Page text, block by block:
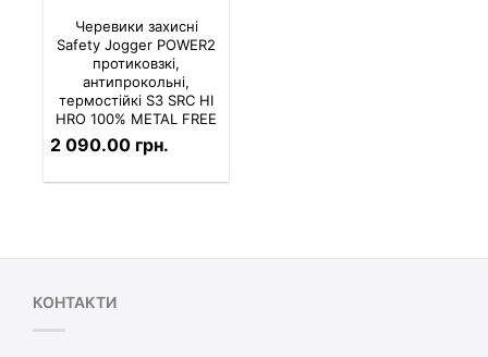
Черевики захисні
Safety Jogger POWER2
протиковзкі,
антипрокольні,
термостійкі S3 SRC HI
HRO 100% METAL FREE
2 090.00 грн.
КОНТАКТИ